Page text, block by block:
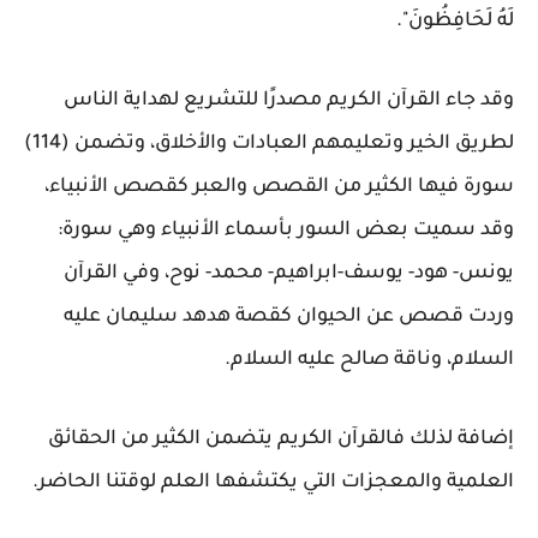
لَهُ لَحَافِظُونَ".
وقد جاء القرآن الكريم مصدرًا للتشريع لهداية الناس
لطريق الخير وتعليمهم العبادات والأخلاق، وتضمن (114)
سورة فيها الكثير من القصص والعبر كقصص الأنبياء،
وقد سميت بعض السور بأسماء الأنبياء وهي سورة:
يونس- هود- يوسف-ابراهيم- محمد- نوح، وفي القرآن
وردت قصص عن الحيوان كقصة هدهد سليمان عليه
السلام، وناقة صالح عليه السلام.
إضافة لذلك فالقرآن الكريم يتضمن الكثير من الحقائق
العلمية والمعجزات التي يكتشفها العلم لوقتنا الحاضر.